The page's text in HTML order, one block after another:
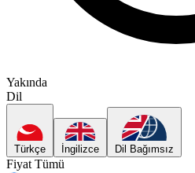
Yakında
Dil
Türkçe İngilizce Dil Bağımsız
Fiyat Tümü